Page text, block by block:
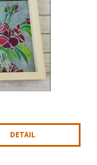
DETAIL